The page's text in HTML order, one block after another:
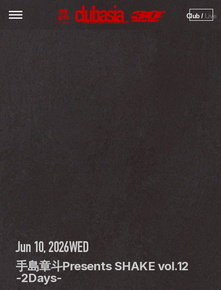
Club / Live
Jun 10, 2026WED
手島章斗Presents SHAKE vol.12
-2Days-